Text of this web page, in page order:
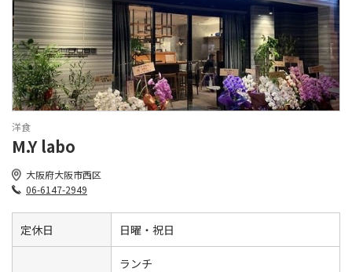
洋食
M.Y labo
大阪府大阪市西区
06-6147-2949
定休日 日曜・祝日
ランチ